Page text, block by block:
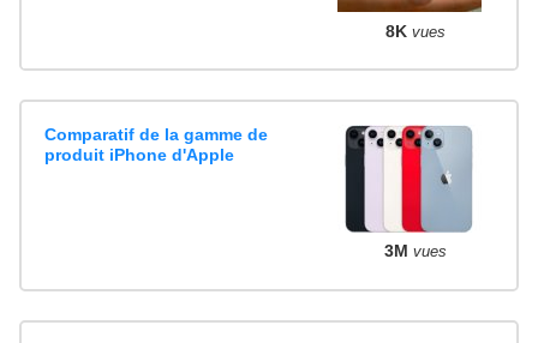
8K vues
Comparatif de la gamme de
produit iPhone d'Apple
3M vues